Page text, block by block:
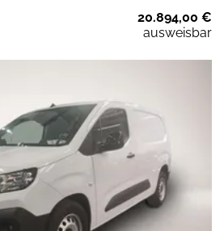
20.894,00 €
ausweisbar